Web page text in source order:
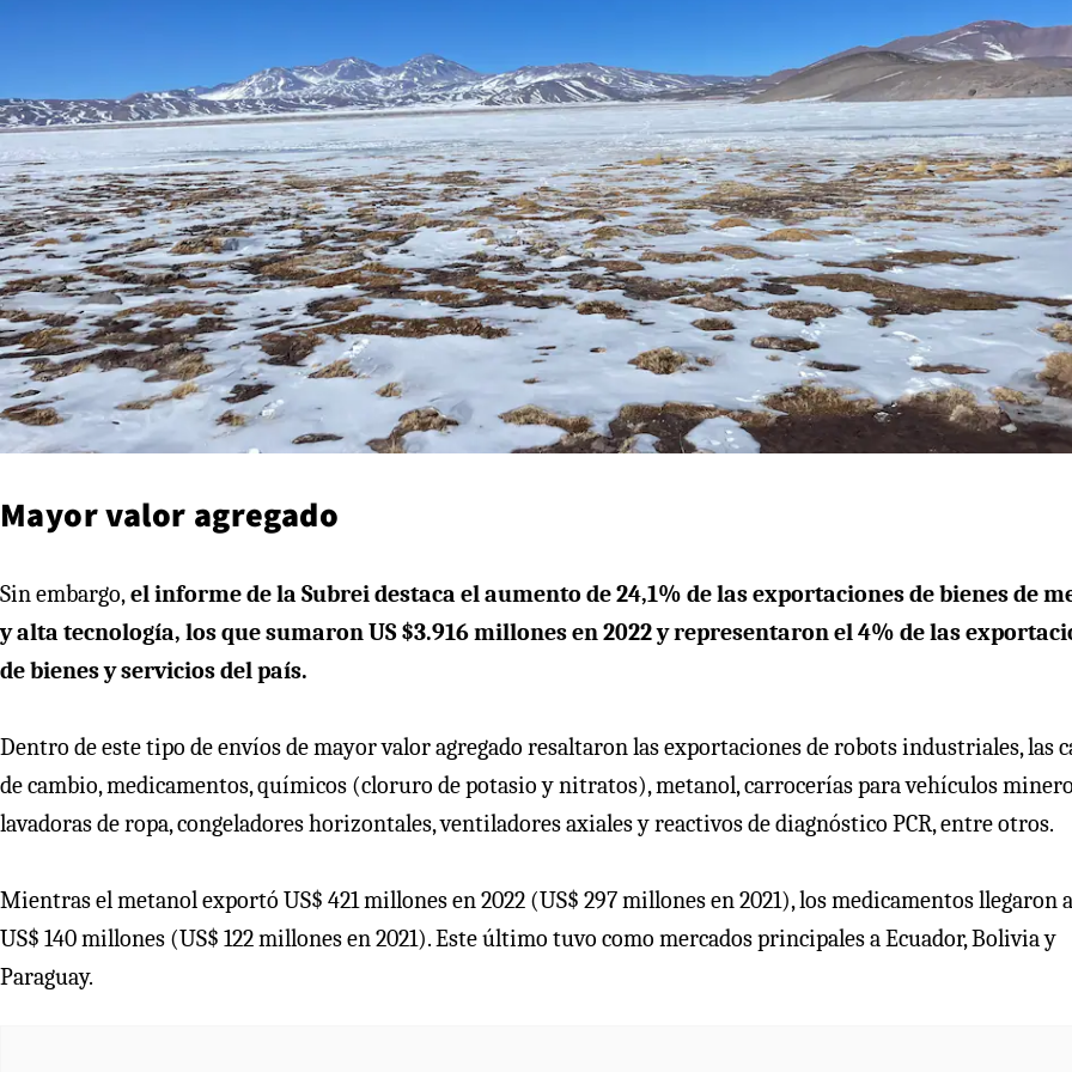
Mayor valor agregado
Sin embargo,el informe de la Subrei destaca el aumento de 24,1% de las exportaciones de bienes de
y alta tecnología, los que sumaron US $3.916 millones en 2022 y representaron el 4% de las
de bienes y servicios del país.
Dentro de este tipo de envíos de mayor valor agregado resaltaron las exportaciones de robots industriales, las
de cambio, medicamentos, químicos (cloruro de potasio y nitratos), metanol, carrocerías para vehículos
lavadoras de ropa, congeladores horizontales, ventiladores axiales y reactivos de diagnóstico PCR, entre otros.
Mientras el metanol exportó US$ 421 millones en 2022 (US$ 297 millones en 2021), los medicamentos llegaron
US$ 140 millones (US$ 122 millones en 2021). Este último tuvo como mercados principales a Ecuador, Bolivia y
Paraguay.